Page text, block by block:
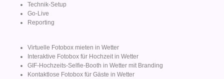
Technik-Setup
Go-Live
Reporting
Virtuelle Fotobox mieten in Wetter
Interaktive Fotobox für Hochzeit in Wetter
GIF-Hochzeits-Selfie-Booth in Wetter mit Branding
Kontaktlose Fotobox für Gäste in Wetter